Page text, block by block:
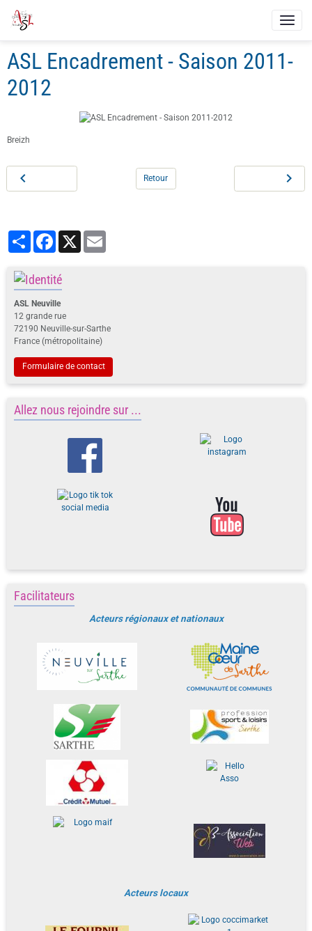
ASL Encadrement - Saison 2011-
2012
Breizh
Retour
PartagerFacebook
X
ASL Neuville
12 grande rue
72190 Neuville-sur-Sarthe
France (métropolitaine)
Formulaire de contact
Allez nous rejoindre sur ...
Facilitateurs
Acteurs régionaux et nationaux
Acteurs locaux